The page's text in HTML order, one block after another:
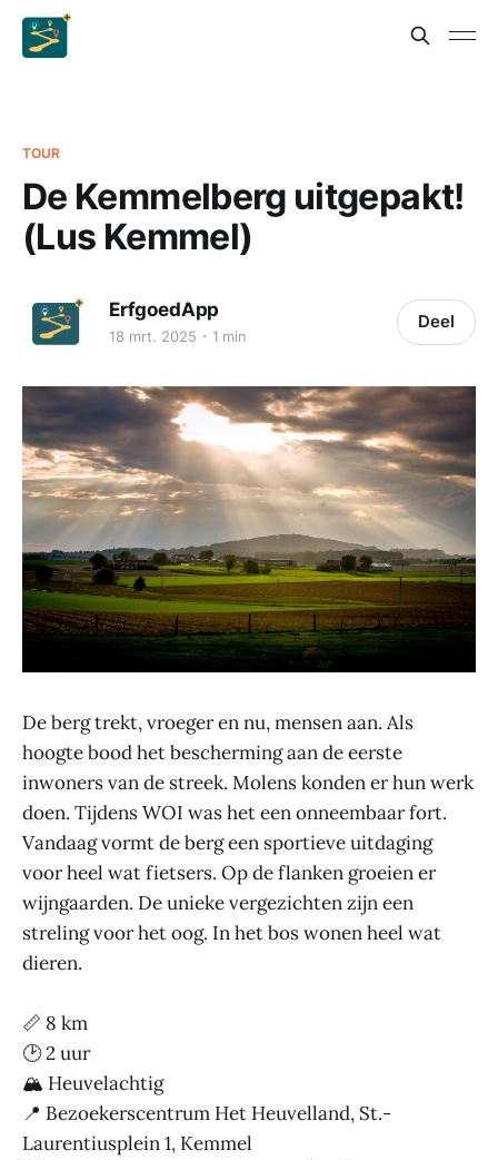
TOUR
De Kemmelberg uitgepakt!
(Lus Kemmel)
ErfgoedApp
18 mrt. 2025 1 min
Deel
De berg trekt, vroeger en nu, mensen aan. Als
hoogte bood het bescherming aan de eerste
inwoners van de streek. Molens konden er hun werk
doen. Tijdens WOI was het een onneembaar fort.
Vandaag vormt de berg een sportieve uitdaging
voor heel wat fietsers. Op de flanken groeien er
wijngaarden. De unieke vergezichten zijn een
streling voor het oog. In het bos wonen heel wat
dieren.
📏 8 km
🕑 2 uur
🏔 Heuvelachtig
📍 Bezoekerscentrum Het Heuvelland, St.-
Laurentiusplein 1, Kemmel